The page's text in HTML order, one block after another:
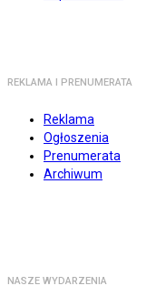
REKLAMA I PRENUMERATA
Reklama
Ogłoszenia
Prenumerata
Archiwum
NASZE WYDARZENIA